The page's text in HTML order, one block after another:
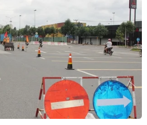
soát được nền kinh tế toàn
đang diễn ra trong lĩnh vực
này có nhiều mặt trận.
trong số đó. Cuộc đối đầu
Quốc không phải là cuộc
mà là cuộc đấu tranh trong
xung quanh các tiêu chuẩn